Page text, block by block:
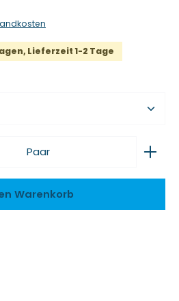
Lieferzeit 1-2 Tage
den gewünschten Wert
Paar
Warenkorb